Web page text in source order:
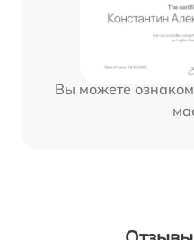
Вы можете